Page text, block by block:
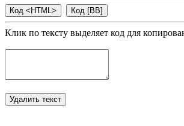
Клик по тексту выделяет код для